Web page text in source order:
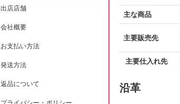
主な商品
主要販売先
主要仕入れ先
沿革
出店店舗
会社概要
お支払い方法
発送方法
返品について